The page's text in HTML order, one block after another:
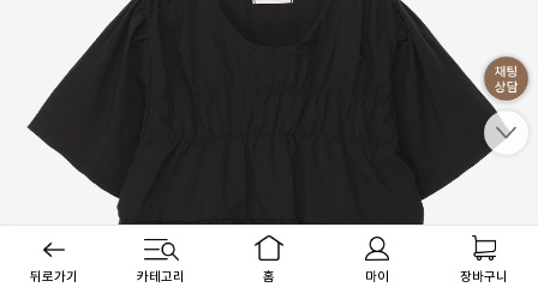
뒤로가기 카테고리 홈 마이 장바구니